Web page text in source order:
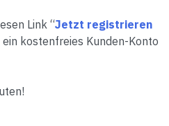
Link “Jetzt registrieren
ein kostenfreies Kunden-Konto